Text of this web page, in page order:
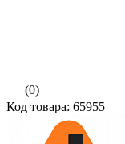
(0)
Код товара: 65955